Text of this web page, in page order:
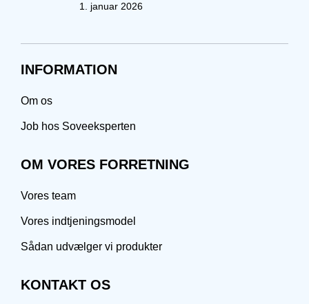
1. januar 2026
INFORMATION
Om os
Job hos Soveeksperten
OM VORES FORRETNING
Vores team
Vores indtjeningsmodel
Sådan udvælger vi produkter
KONTAKT OS